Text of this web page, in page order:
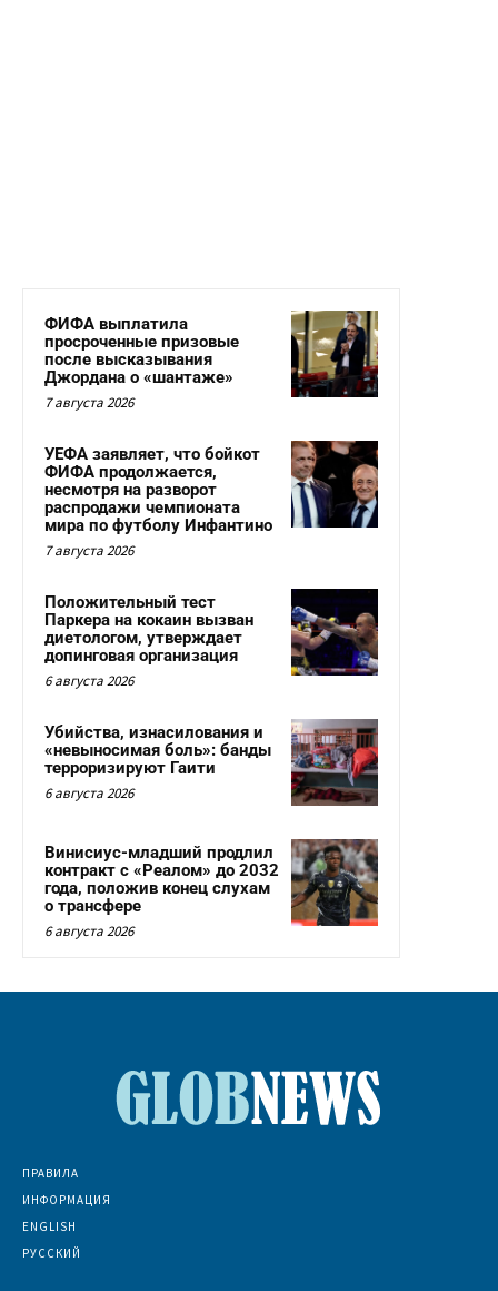
ФИФА выплатила
просроченные призовые
после высказывания
Джордана о «шантаже»
7 августа 2026
УЕФА заявляет, что бойкот
ФИФА продолжается,
несмотря на разворот
распродажи чемпионата
мира по футболу Инфантино
7 августа 2026
Положительный тест
Паркера на кокаин вызван
диетологом, утверждает
допинговая организация
6 августа 2026
Убийства, изнасилования и
«невыносимая боль»: банды
терроризируют Гаити
6 августа 2026
Винисиус-младший продлил
контракт с «Реалом» до 2032
года, положив конец слухам
о трансфере
6 августа 2026
ПРАВИЛА
ИНФОРМАЦИЯ
ENGLISH
РУССКИЙ